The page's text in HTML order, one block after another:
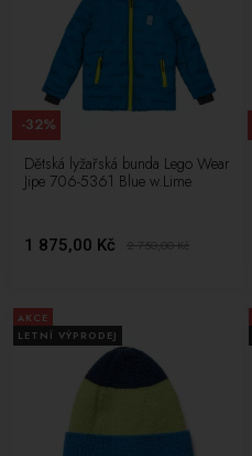
Dětská lyžařská bunda Lego Wear
Jipe 706-5361 Blue w.Lime
1 875,00 Kč 2 750,00Kč
-32%
AKCE
LETNÍ VÝPRODEJ